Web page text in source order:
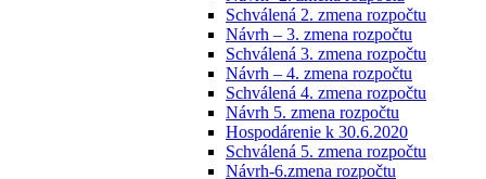
Schválená 2. zmena rozpočtu
Návrh – 3. zmena rozpočtu
Schválená 3. zmena rozpočtu
Návrh – 4. zmena rozpočtu
Schválená 4. zmena rozpočtu
Návrh 5. zmena rozpočtu
Hospodárenie k 30.6.2020
Schválená 5. zmena rozpočtu
Návrh-6.zmena rozpočtu